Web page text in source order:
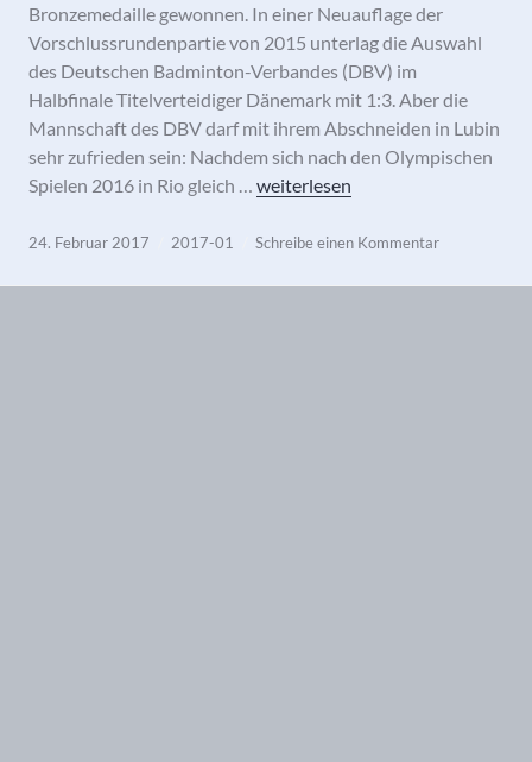
Bronzemedaille gewonnen. In einer Neuauflage der
Vorschlussrundenpartie von 2015 unterlag die Auswahl
des Deutschen Badminton-Verbandes (DBV) im
Halbfinale Titelverteidiger Dänemark mit 1:3. Aber die
Mannschaft des DBV darf mit ihrem Abschneiden in Lubin
sehr zufrieden sein: Nachdem sich nach den Olympischen
Spielen 2016 in Rio gleich … Deutschland gewinnt erneut EM-
weiterlesen
24. Februar 2017 2017-01 Schreibe einen Kommentar